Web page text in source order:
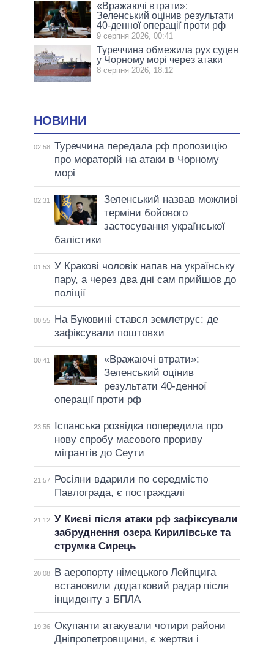
«Вражаючі втрати»:
Зеленський оцінив результати
40-денної операції проти рф
9 серпня 2026, 00:41
Туреччина обмежила рух суден
у Чорному морі через атаки
8 серпня 2026, 18:12
НОВИНИ
02:58 Туреччина передала рф пропозицію
про мораторій на атаки в Чорному
морі
02:31
Зеленський назвав можливі
терміни бойового
застосування української
балістики
01:53 У Кракові чоловік напав на українську
пару, а через два дні сам прийшов до
поліції
00:55
На Буковині стався землетрус: де
зафіксували поштовхи
00:41
«Вражаючі втрати»:
Зеленський оцінив
результати 40-денної
операції проти рф
23:55
Іспанська розвідка попередила про
нову спробу масового прориву
мігрантів до Сеути
21:57
Росіяни вдарили по середмістю
Павлограда, є постраждалі
21:12 У Києві після атаки рф зафіксували
забруднення озера Кирилівське та
струмка Сирець
20:08
В аеропорту німецького Лейпцига
встановили додатковий радар після
інциденту з БПЛА
19:36 Окупанти атакували чотири райони
Дніпропетровщини, є жертви і